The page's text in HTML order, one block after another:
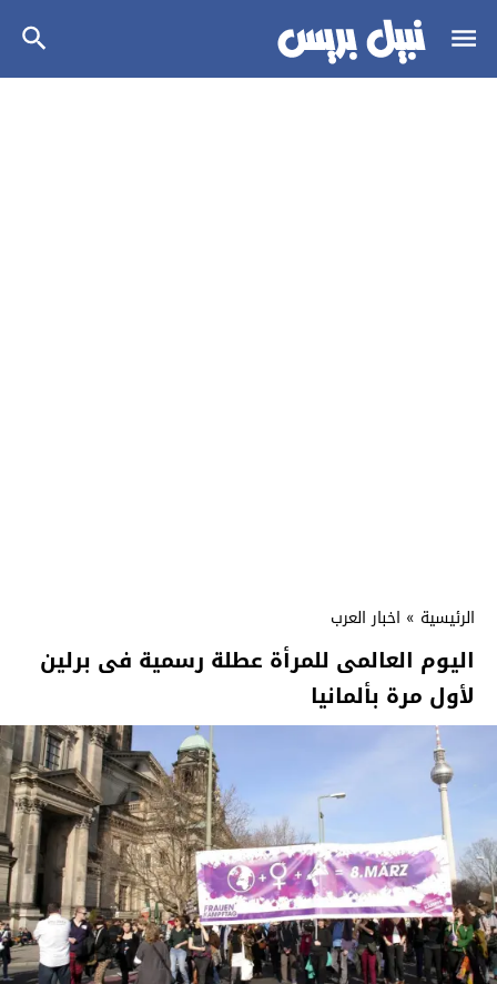
الرئيسية » اخبار العرب
اليوم العالمى للمرأة عطلة رسمية فى برلين
لأول مرة بألمانيا